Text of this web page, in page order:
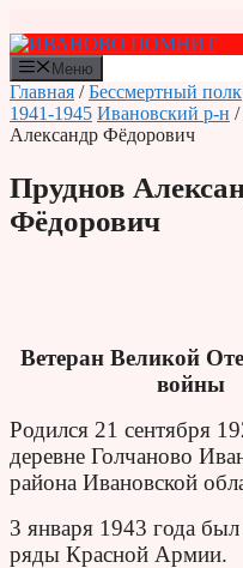
к
содержимому
Меню
Главная /Бессмертный полк
1941-1945 Ивановский р-н /
Александр Фёдорович
Пруднов
Фёдорович
Ветеран Великой
войны
Родился 21 сентября
деревне Голчаново
района Ивановской
3 января 1943 года
ряды Красной Армии.